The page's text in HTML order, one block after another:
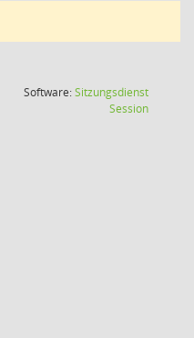
Software:Sitzungsdienst
Session(Wird in